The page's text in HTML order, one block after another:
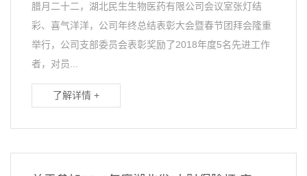
腊月二十二，湖北民生生物医药有限公司会议室张灯结
彩、喜气洋洋，公司年终总结表彰大会暨春节团拜会隆重
举行，公司支部委员会表彰奖励了2018年度5名先进工作
者，对员...
了解详情 +